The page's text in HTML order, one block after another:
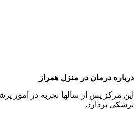
درباره درمان در منزل همراز
این مرکز پس از سالها تجربه در امور
پزشکی بردارد.